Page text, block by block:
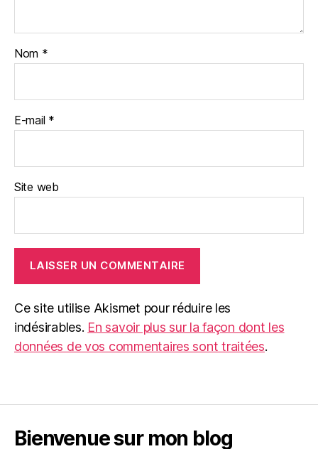
Nom *
E-mail *
Site web
Ce site utilise Akismet pour réduire les
indésirables. En savoir plus sur la façon dont les
données de vos commentaires sont traitées.
Bienvenue sur mon blog